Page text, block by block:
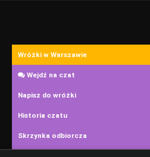
Wróżki w Warszawie
Wejdź na czat
Napisz do wróżki
Historia czatu
Skrzynka odbiorcza